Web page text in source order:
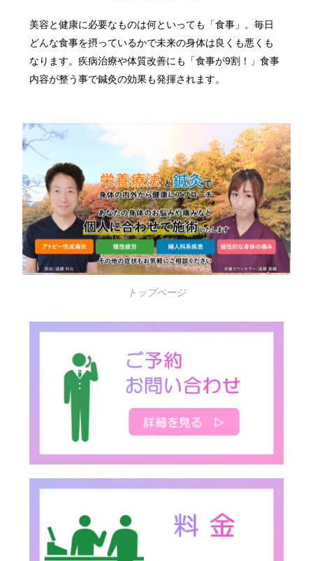
美容と健康に必要なものは何といっても「食事」。毎日
どんな食事を摂っているかで未来の身体は良くも悪くも
なります。疾病治療や体質改善にも「食事が9割！」食事
内容が整う事で鍼灸の効果も発揮されます。
トップページ